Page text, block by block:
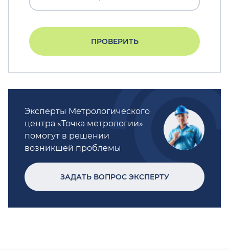
ПРОВЕРИТЬ
Эксперты Метрологического
центра «Точка метрологии»
помогут в решении
возникшей проблемы
ЗАДАТЬ ВОПРОС ЭКСПЕРТУ